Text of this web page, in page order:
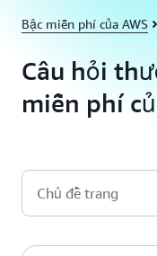
Bậc miễn phí của AWS
Câu hỏi
miễn phí
Chủ đề trang